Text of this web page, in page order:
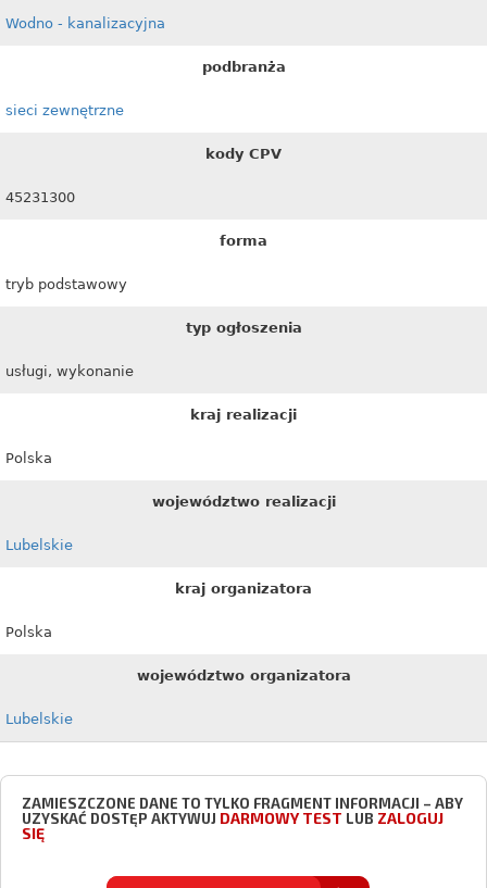
Wodno - kanalizacyjna
podbranża
sieci zewnętrzne
kody CPV
45231300
forma
tryb podstawowy
typ ogłoszenia
usługi, wykonanie
kraj realizacji
Polska
województwo realizacji
Lubelskie
kraj organizatora
Polska
województwo organizatora
Lubelskie
ZAMIESZCZONE DANE TO TYLKO FRAGMENT INFORMACJI – ABY
UZYSKAĆ DOSTĘP AKTYWUJ DARMOWY TEST LUB ZALOGUJ
SIĘ